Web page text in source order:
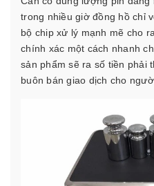
trong nhiều giờ đồng hồ chỉ
bộ chip xử lý mạnh mẽ cho
chính xác một cách nhanh
sản phẩm sẽ ra số tiền phải
buôn bán giao dịch cho